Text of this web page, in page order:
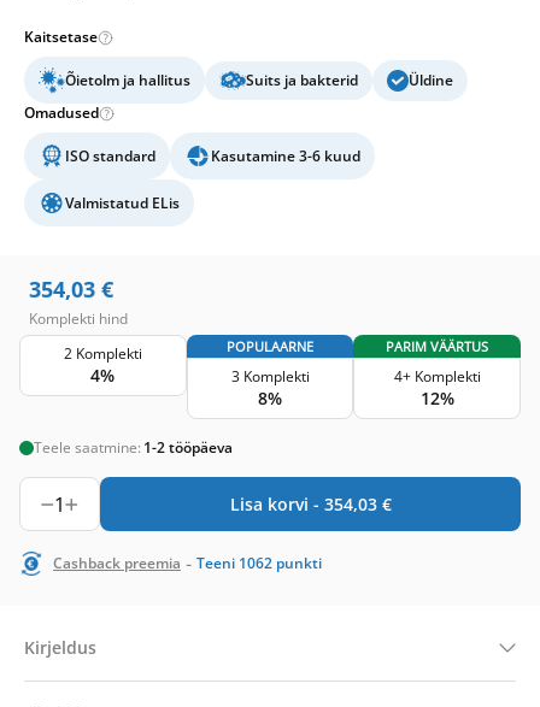
Kaitsetase
Õietolm ja hallitus Suits ja bakterid
Üldine
Omadused
ISO standard Kasutamine 3-6 kuud
Valmistatud ELis
354,03 €
Komplekti hind
2 Komplekti
4%
POPULAARNE
3 Komplekti
8%
PARIM VÄÄRTUS
4+ Komplekti
12%
Teele saatmine: 1-2 tööpäeva
1 Lisa korvi - 354,03 €
Cashback preemia - Teeni 1062 punkti
Kirjeldus